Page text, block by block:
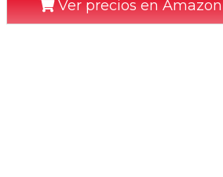
Ver precios en Amazon